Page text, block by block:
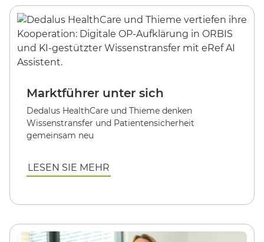
Marktführer unter sich
Dedalus HealthCare und Thieme denken
Wissenstransfer und Patientensicherheit
gemeinsam neu
LESEN SIE MEHR